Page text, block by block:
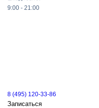
9:00 - 21:00
8 (495) 120-33-86
Записаться